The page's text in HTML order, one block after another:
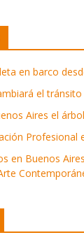
en barco
el tránsito
Aires el
Profesional
en Buenos